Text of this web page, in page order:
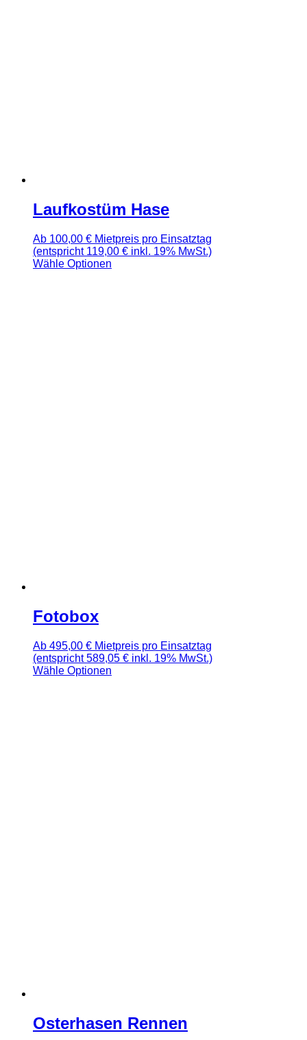
Laufkostüm Hase
Ab 100,00 € Mietpreis pro Einsatztag
(entspricht 119,00 € inkl. 19% MwSt.)
Wähle Optionen
Fotobox
Ab 495,00 € Mietpreis pro Einsatztag
(entspricht 589,05 € inkl. 19% MwSt.)
Wähle Optionen
Osterhasen Rennen